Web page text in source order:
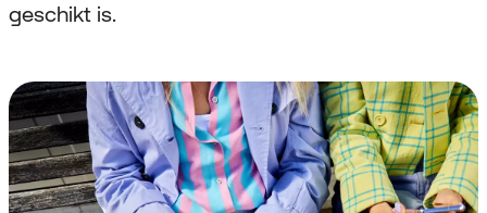
geschikt is.